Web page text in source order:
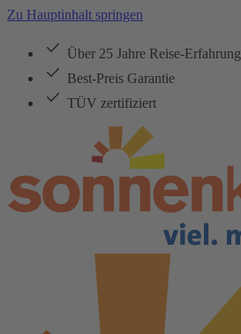
Zu Hauptinhalt springen
Über 25 Jahre Reise-Erfahrung
Best-Preis Garantie
TÜV zertifiziert